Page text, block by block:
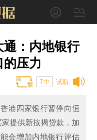
通：内地银行
压力
试听
T中
港四家银行暂停向恒
提供新按揭贷款，加
会增加内地银行评估